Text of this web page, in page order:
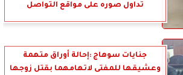
تداول صوره على مواقع التواصل
جنايات سوهاج :إحالة أوراق متهمة
وعشيقها للمفتى لاتهامهما بقتل زوجها